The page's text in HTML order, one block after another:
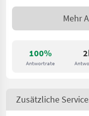
100%
Antwortrate
Mehr
Zusätzliche